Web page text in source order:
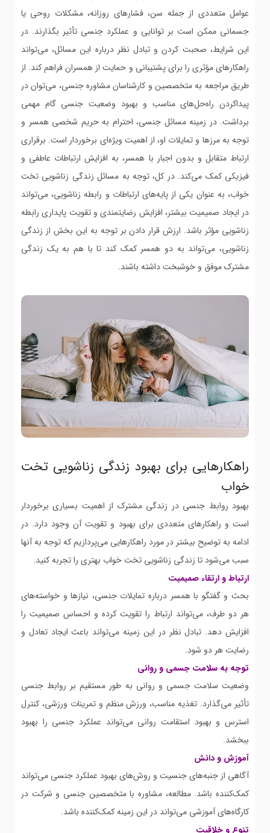
عوامل متعددی از جمله سن، فشارهای روزانه، مشکلات روحی یا
جسمانی ممکن است بر توانایی و عملکرد جنسی تأثیر بگذارند. در
این شرایط، صحبت کردن و تبادل نظر درباره این مسائل، می‌تواند
راهکارهای مؤثری را برای پشتیبانی و حمایت از همسران فراهم کند. از
طریق مراجعه به متخصصین و کارشناسان مشاوره جنسی، می‌توان در
پیداکردن راه‌حل‌های مناسب و بهبود وضعیت جنسی گام مهمی
برداشت. در زمینه مسائل جنسی، احترام به حریم شخصی همسر و
توجه به مرزها و تمایلات او، از اهمیت ویژه‌ای برخوردار است. برقراری
ارتباط متقابل و بدون اجبار با همسر، به افزایش ارتباطات عاطفی و
فیزیکی کمک می‌کند. در کل، توجه به مسائل زندگی زناشویی تخت
خواب، به عنوان یکی از پایه‌های ارتباطات و رابطه زناشویی، می‌تواند
در ایجاد صمیمیت بیشتر، افزایش رضایتمندی و تقویت پایداری رابطه
زناشویی مؤثر باشد. ارزش قرار دادن بر توجه به این بخش از زندگی
زناشویی، می‌تواند به دو همسر کمک کند تا با هم به یک زندگی
مشترک موفق و خوشبخت داشته باشند.
راهکارهایی برای بهبود زندگی زناشویی تخت
خواب
بهبود روابط جنسی در زندگی مشترک از اهمیت بسیاری برخوردار
است و راهکارهای متعددی برای بهبود و تقویت آن وجود دارد. در
ادامه به توضیح بیشتر در مورد راهکارهایی می‌پردازیم که توجه به آنها
سبب می‌شود تا زندگی زناشویی تخت خواب بهتری را تجربه کنید.
ارتباط و ارتقاء صمیمیت
بحث و گفتگو با همسر درباره تمایلات جنسی، نیازها و خواسته‌های
هر دو طرف، می‌تواند ارتباط را تقویت کرده و احساس صمیمیت را
افزایش دهد. تبادل نظر در این زمینه می‌تواند باعث ایجاد تعادل و
رضایت هر دو شود.
توجه به سلامت جسمی و روانی
وضعیت سلامت جسمی و روانی به طور مستقیم بر روابط جنسی
تأثیر می‌گذارد. تغذیه مناسب، ورزش منظم و تمرینات ورزشی، کنترل
استرس و بهبود استقامت روانی می‌تواند عملکرد جنسی را بهبود
ببخشد.
آموزش و دانش
آگاهی از جنبه‌های جنسیت و روش‌های بهبود عملکرد جنسی می‌تواند
کمک‌کننده باشد. مطالعه، مشاوره با متخصصین جنسی و شرکت در
کارگاه‌های آموزشی می‌تواند در این زمینه کمک‌کننده باشد.
تنوع و خلاقیت